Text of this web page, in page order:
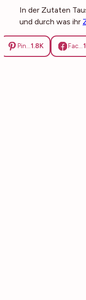
In der Zutaten
und durch was ihr
1.8K